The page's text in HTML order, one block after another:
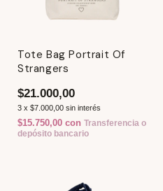
Tote Bag Portrait Of
Strangers
$21.000,00
3 x $7.000,00 sin interés
$15.750,00 con Transferencia o
depósito bancario